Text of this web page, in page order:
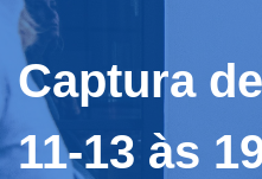
Captura
11-13 às